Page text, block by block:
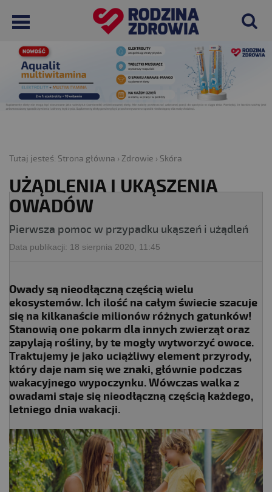
Tutaj jesteś: Strona główna › Zdrowie › Skóra
UŻĄDLENIA I UKĄSZENIA
OWADÓW
Pierwsza pomoc w przypadku ukąszeń i użądleń
Data publikacji: 18 sierpnia 2020, 11:45
Owady są nieodłączną częścią wielu
ekosystemów. Ich ilość na całym świecie szacuje
się na kilkanaście milionów różnych gatunków!
Stanowią one pokarm dla innych zwierząt oraz
zapylają rośliny, by te mogły wytworzyć owoce.
Traktujemy je jako uciążliwy element przyrody,
który daje nam się we znaki, głównie podczas
wakacyjnego wypoczynku. Wówczas walka z
owadami staje się nieodłączną częścią każdego,
letniego dnia wakacji.